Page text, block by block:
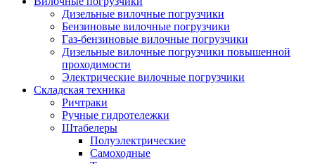
Дизельные вилочные погрузчики
Бензиновые вилочные погрузчики
Газ-бензиновые вилочные погрузчики
Дизельные вилочные погрузчики повышенной
проходимости
Электрические вилочные погрузчики
Складская техника
Ричтраки
Ручные гидротележки
Штабелеры
Полуэлектрические
Самоходные